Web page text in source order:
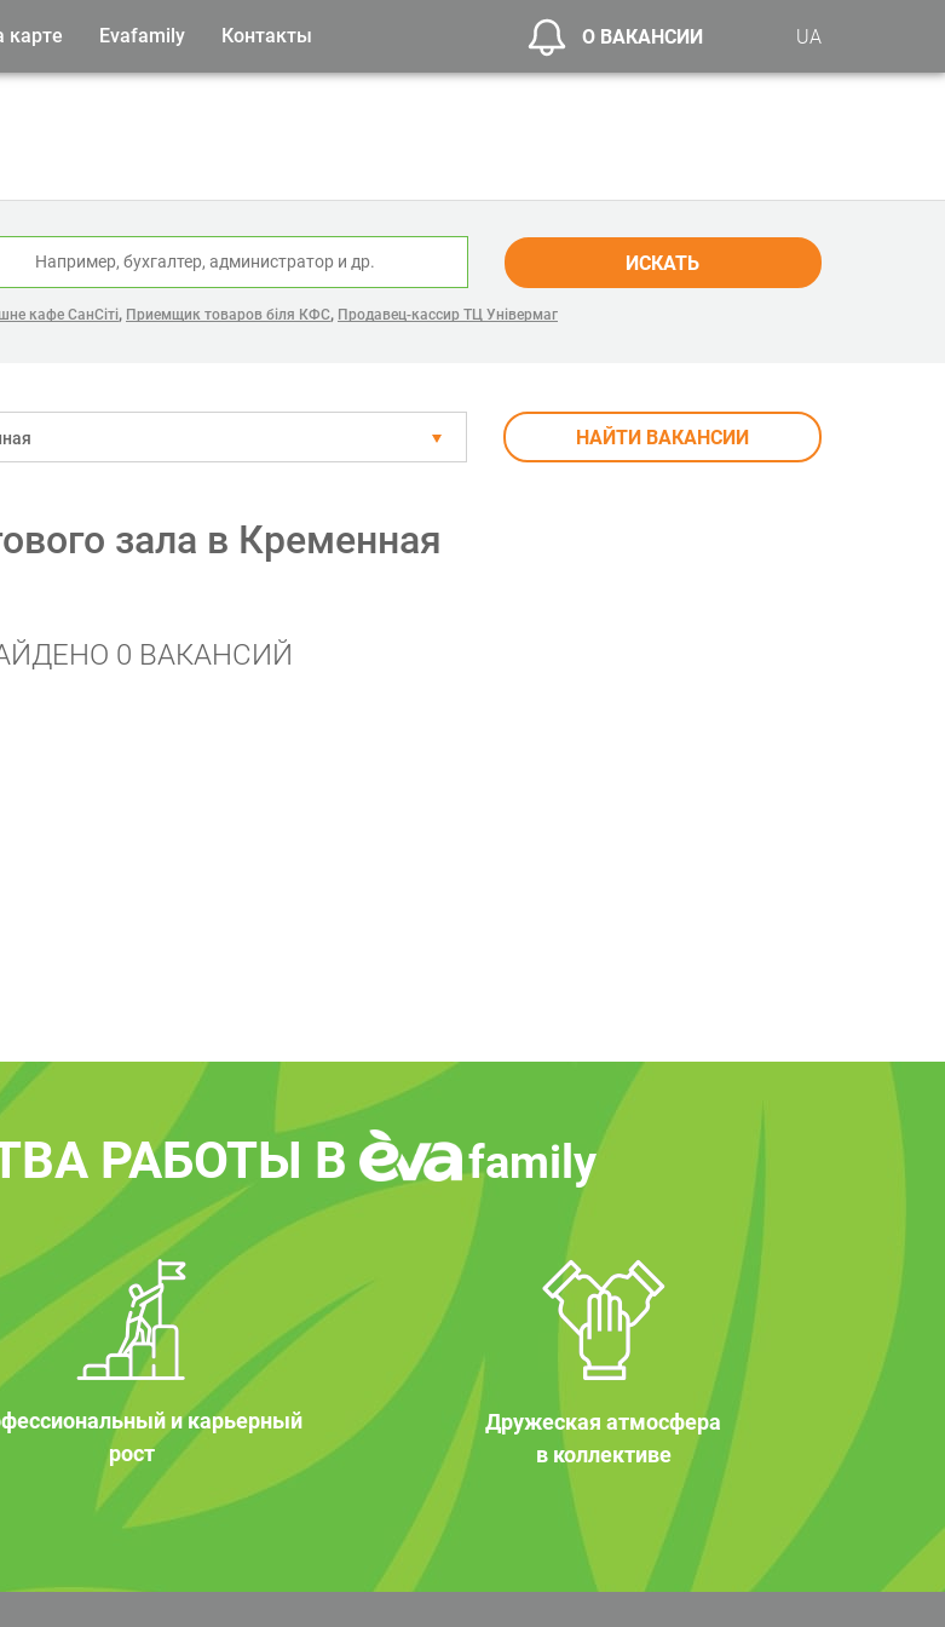
карте Evafamily Контакты О ВАКАНСИИ UA
ИСКАТЬ
кафе СанСіті, Приемщик товаров біля КФС, Продавец-кассир ТЦ Універмаг
НАЙТИ ВАКАНСИИ
зала в Кременная
0 ВАКАНСИЙ
РАБОТЫ В family
и карьерный
рост
Дружеская атмосфера
в коллективе